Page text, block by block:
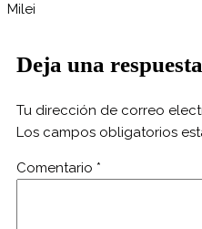
Milei
Deja una respuesta
Tu dirección de correo
Los campos obligatorios
Comentario *